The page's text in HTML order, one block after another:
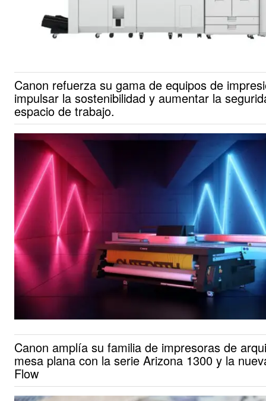
Canon refuerza su gama de equipos de
impulsar la sostenibilidad y aumentar la
espacio de trabajo.
Canon amplía su familia de impresoras de
mesa plana con la serie Arizona 1300 y la
Flow